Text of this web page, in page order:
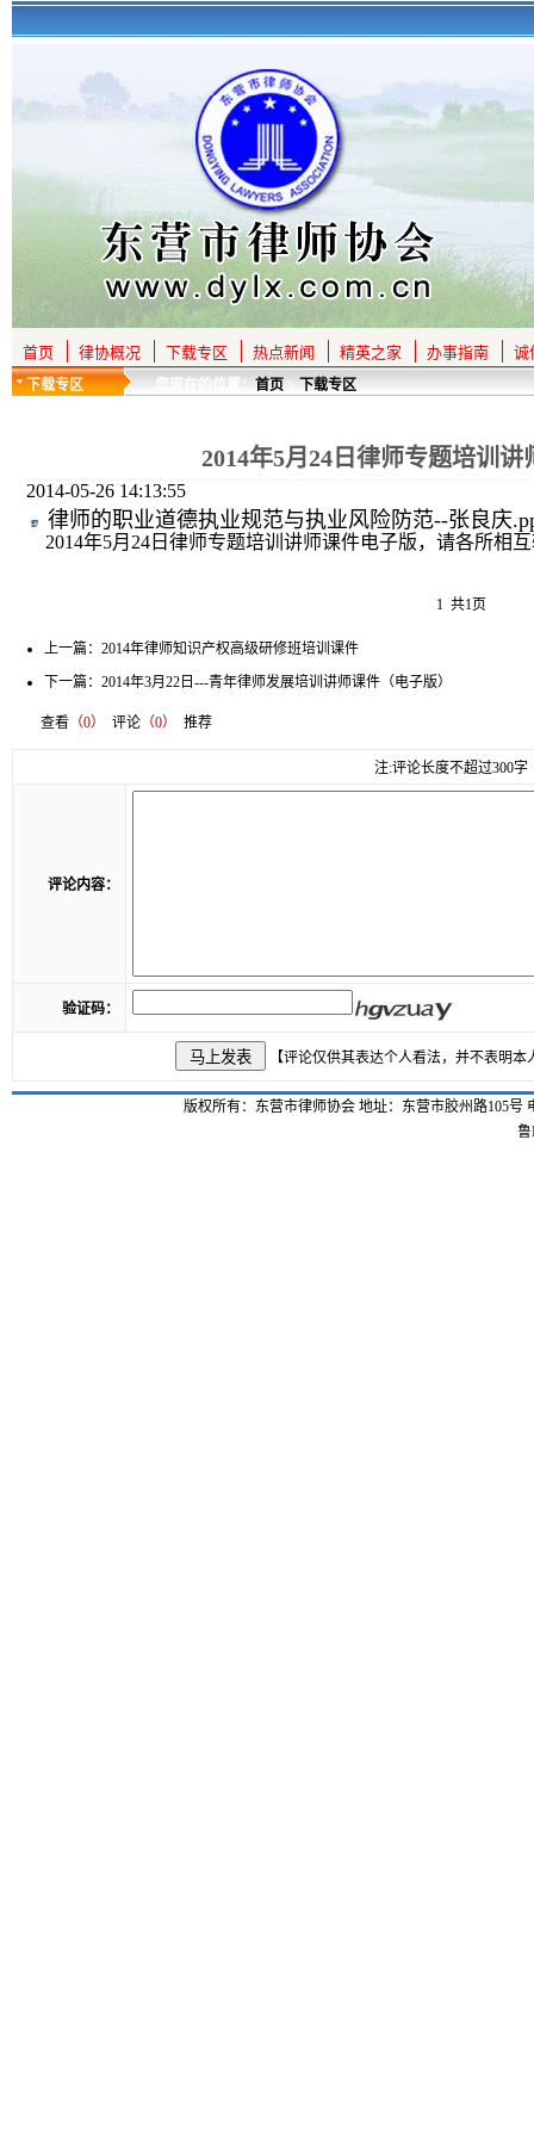
首页 律协概况 下载专区 热点新闻 精英之家 办事指南 诚
下载专区 您现在的位置： 首页 > 下载专区
2014年5月24日律师专题培训
2014-05-26 14:13:55
律师的职业道德执业规范与执业风险防范--张良庆
2014年5月24日律师专题培训讲师课件电子版，请各所相
1 共1页
上一篇： 2014年律师知识产权高级研修班培训课件
下一篇： 2014年3月22日---青年律师发展培训讲师课件（电子版）
查看 （0） 评论 （0） 推荐
注:评论长度不超过300字
评论内容：
验证码：
【评论仅供其表达个人看法，并不表明
版权所有：东营市律师协会 地址：东营市胶州路105号
鲁